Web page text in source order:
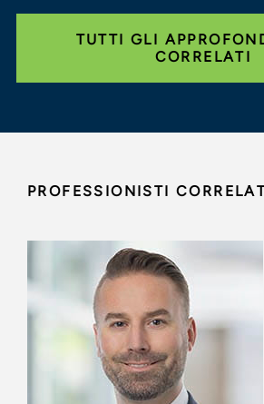
TUTTI GLI
CORRELATI
PROFESSIONISTI